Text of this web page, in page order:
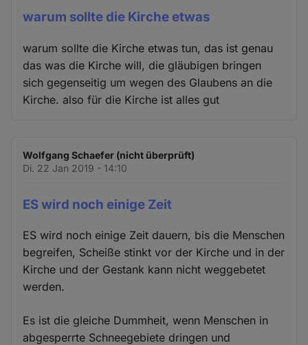
warum sollte die Kirche etwas
warum sollte die Kirche etwas tun, das ist genau
das was die Kirche will, die gläubigen bringen
sich gegenseitig um wegen des Glaubens an die
Kirche. also für die Kirche ist alles gut
Wolfgang Schaefer (nicht überprüft)
Di. 22 Jan 2019 - 14:10
ES wird noch einige Zeit
ES wird noch einige Zeit dauern, bis die Menschen
begreifen, Scheiße stinkt vor der Kirche und in der
Kirche und der Gestank kann nicht weggebetet
werden.
Es ist die gleiche Dummheit, wenn Menschen in
abgesperrte Schneegebiete dringen und